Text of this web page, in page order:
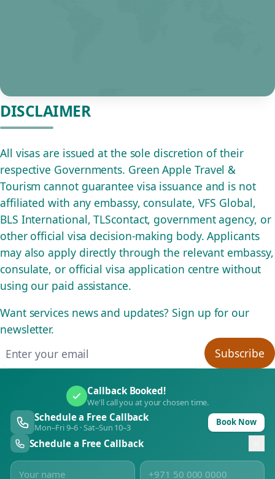
DISCLAIMER
All visas are issued at the sole discretion of their
respective Governments. Green Apple Travel &
Tourism cannot guarantee visa issuance and is not
affiliated with any embassy, consulate, VFS Global,
BLS International, TLScontact, government agency, or
other official visa decision-making body. Applicants
may also apply directly through the relevant embassy,
consulate, or official visa application centre without
using our paid assistance.
Want services news and updates? Sign up for our
newsletter.
Subscribe
Callback Booked!
We'll call you at your chosen time.
Schedule a Free Callback
Mon–Fri 9–6 · Sat–Sun 10–3 Book Now
Schedule a Free Callback